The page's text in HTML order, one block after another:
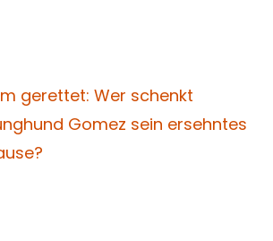
gerettet: Wer schenkt
Gomez sein ersehntes